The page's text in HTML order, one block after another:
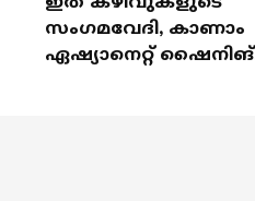
സംഗമവേദി, കാണാം
ഏഷ്യാനെറ്റ് ഷൈനിങ്